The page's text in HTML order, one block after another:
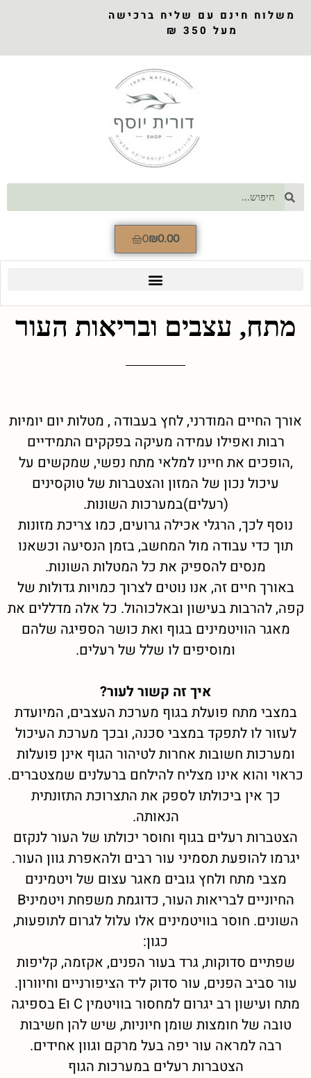
משלוח חינם עם שליח ברכישה
מעל 350 ₪
₪0.00
0
מתח, עצבים ובריאות העור
אורך החיים המודרני, לחץ בעבודה , מטלות יום יומיות
רבות ואפילו עמידה מעיקה בפקקים התמידיים
,הופכים את חיינו למלאי מתח נפשי, שמקשים על
עיכול נכון של המזון והצטברות של טוקסינים
(רעלים)במערכות השונות.
נוסף לכך, הרגלי אכילה גרועים, כמו צריכת מזונות
תוך כדי עבודה מול המחשב, בזמן הנסיעה וכשאנו
מנסים להספיק את כל המטלות השונות.
באורך חיים זה, אנו נוטים לצרוך כמויות גדולות של
קפה, להרבות בעישון ובאלכוהול. כל אלה מדללים את
מאגר הוויטמינים בגוף ואת כושר הספיגה שלהם
ומוסיפים לו שלל של רעלים.
איך זה קשור לעור?
במצבי מתח פועלת בגוף מערכת העצבים, המיועדת
לעזור לו לתפקד במצבי סכנה, ובכך מערכת העיכול
ומערכות חשובות אחרות לטיהור הגוף אינן פועלות
כראוי והוא אינו מצליח להילחם ברעלנים שמצטברים.
כך אין ביכולתו לספק את התצרוכת התזונתית
הנאותה.
הצטברות רעלים בגוף וחוסר יכולתו של העור לנקזם
יגרמו להופעת תסמיני עור רבים ולהאפרת גוון העור.
מצבי מתח ולחץ גובים מאגר עצום של ויטמינים
החיוניים לבריאות העור, כדוגמת משפחת ויטמיניB
השונים. חוסר בוויטמינים אלו עלול לגרום לתופעות,
כגון:
שפתיים סדוקות, גרד בעור הפנים, אקזמה, קליפות
עור סביב הפנים, עור סדוק ליד הציפורניים וחיוורון.
מתח ועישון רב יגרום למחסור בוויטמין C וE בספיגה
טובה של חומצות שומן חיוניות, שיש להן חשיבות
רבה למראה עור יפה בעל מרקם וגוון אחידים.
הצטברות רעלים במערכות הגוף